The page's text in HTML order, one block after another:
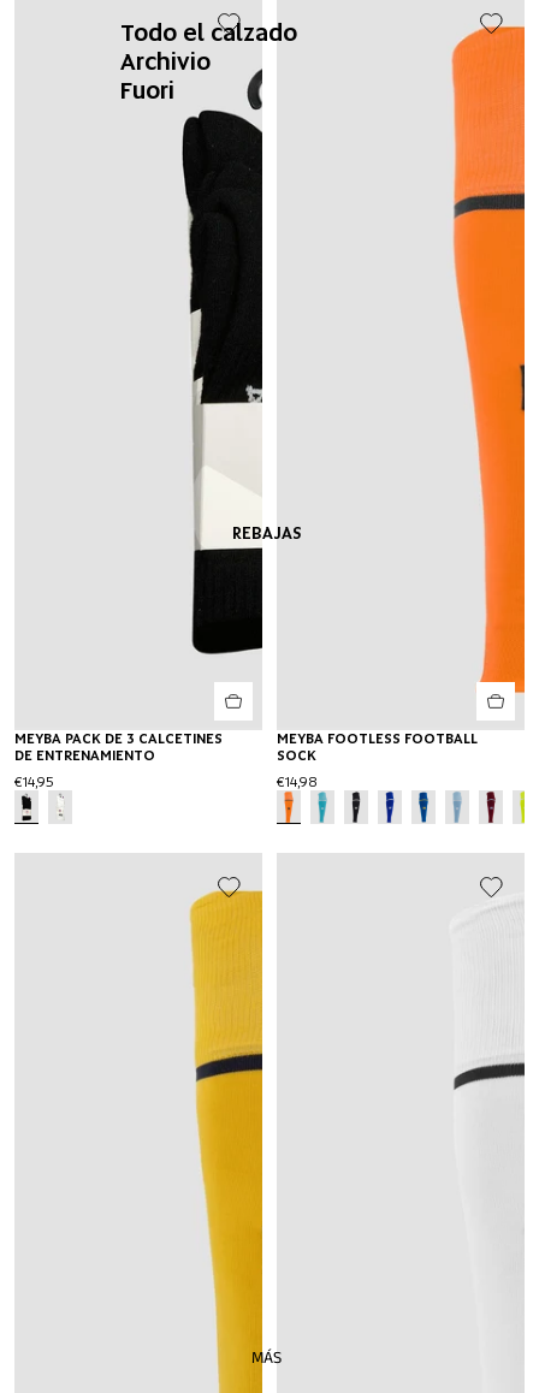
Todo el calzado
Archivio
Fuori
REBAJAS
MÁS
MEYBA PACK DE 3 CALCETINES
DE ENTRENAMIENTO
€14,95
MEYBA FOOTLESS FOOTBALL
SOCK
€14,98